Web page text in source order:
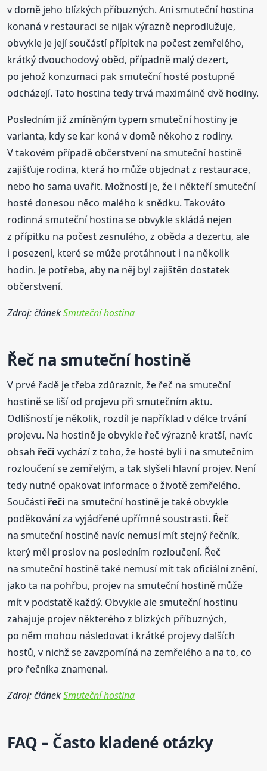
v domě jeho blízkých příbuzných. Ani smuteční hostina
konaná v restauraci se nijak výrazně neprodlužuje,
obvykle je její součástí přípitek na počest zemřelého,
krátký dvouchodový oběd, případně malý dezert,
po jehož konzumaci pak smuteční hosté postupně
odcházejí. Tato hostina tedy trvá maximálně dvě hodiny.
Posledním již zmíněným typem smuteční hostiny je
varianta, kdy se kar koná v domě někoho z rodiny.
V takovém případě občerstvení na smuteční hostině
zajišťuje rodina, která ho může objednat z restaurace,
nebo ho sama uvařit. Možností je, že i někteří smuteční
hosté donesou něco malého k snědku. Takováto
rodinná smuteční hostina se obvykle skládá nejen
z přípitku na počest zesnulého, z oběda a dezertu, ale
i posezení, které se může protáhnout i na několik
hodin. Je potřeba, aby na něj byl zajištěn dostatek
občerstvení.
Zdroj: článekSmuteční hostina
Řeč na smuteční hostině
V prvé řadě je třeba zdůraznit, že řeč na smuteční
hostině se liší od projevu při smutečním aktu.
Odlišností je několik, rozdíl je například v délce trvání
projevu. Na hostině je obvykle řeč výrazně kratší, navíc
obsahřeči vychází z toho, že hosté byli i na smutečním
rozloučení se zemřelým, a tak slyšeli hlavní projev. Není
tedy nutné opakovat informace o životě zemřelého.
Součástířeči na smuteční hostině je také obvykle
poděkování za vyjádřené upřímné soustrasti. Řeč
na smuteční hostině navíc nemusí mít stejný řečník,
který měl proslov na posledním rozloučení. Řeč
na smuteční hostině také nemusí mít tak oficiální znění,
jako ta na pohřbu, projev na smuteční hostině může
mít v podstatě každý. Obvykle ale smuteční hostinu
zahajuje projev některého z blízkých příbuzných,
po něm mohou následovat i krátké projevy dalších
hostů, v nichž se zavzpomíná na zemřelého a na to, co
pro řečníka znamenal.
Zdroj: článekSmuteční hostina
FAQ – Často kladené otázky